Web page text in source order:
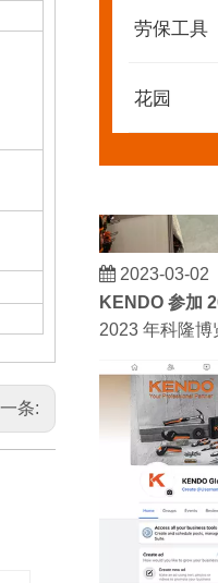
条:
劳保工具
花园
2023-03-02
2023 年科隆